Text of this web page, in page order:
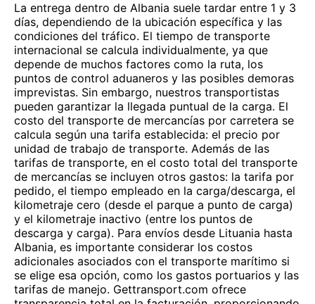
La entrega dentro de Albania suele tardar entre 1 y 3
días, dependiendo de la ubicación específica y las
condiciones del tráfico. El tiempo de transporte
internacional se calcula individualmente, ya que
depende de muchos factores como la ruta, los
puntos de control aduaneros y las posibles demoras
imprevistas. Sin embargo, nuestros transportistas
pueden garantizar la llegada puntual de la carga. El
costo del transporte de mercancías por carretera se
calcula según una tarifa establecida: el precio por
unidad de trabajo de transporte. Además de las
tarifas de transporte, en el costo total del transporte
de mercancías se incluyen otros gastos: la tarifa por
pedido, el tiempo empleado en la carga/descarga, el
kilometraje cero (desde el parque a punto de carga)
y el kilometraje inactivo (entre los puntos de
descarga y carga). Para envíos desde Lituania hasta
Albania, es importante considerar los costos
adicionales asociados con el transporte marítimo si
se elige esa opción, como los gastos portuarios y las
tarifas de manejo. Gettransport.com ofrece